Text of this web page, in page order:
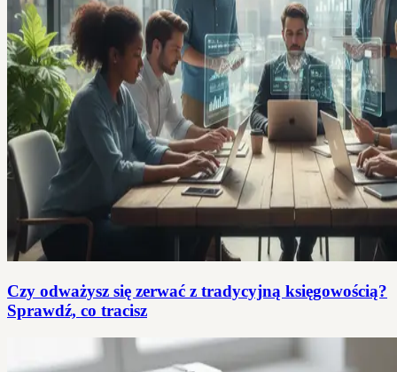
Czy odważysz się zerwać z tradycyjną księgowością?
Sprawdź, co tracisz